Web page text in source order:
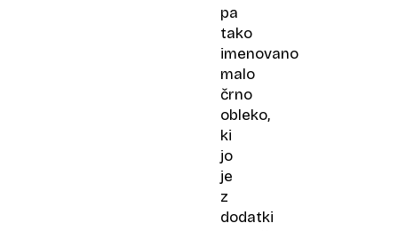
pa
tako
imenovano
malo
črno
obleko,
ki
jo
je
z
dodatki